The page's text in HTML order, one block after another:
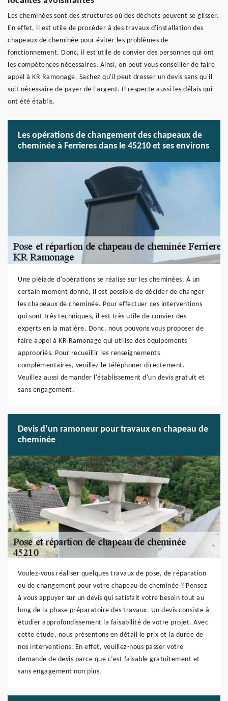
Les cheminées sont des structures où des déchets peuvent se glisser.
En effet, il est utile de procéder à des travaux d'installation des
chapeaux de cheminée pour éviter les problèmes de
fonctionnement. Donc, il est utile de convier des personnes qui ont
les compétences nécessaires. Ainsi, on peut vous conseiller de faire
appel à KR Ramonage. Sachez qu'il peut dresser un devis sans qu'il
soit nécessaire de payer de l'argent. Il respecte aussi les délais qui
ont été établis.
Les opérations de changement des chapeaux de
cheminée à Ferrieres dans le 45210 et ses environs
Une pléiade d'opérations se réalise sur les cheminées. À un
certain moment donné, il est possible de décider de changer
les chapeaux de cheminée. Pour effectuer ces interventions
qui sont très techniques, il est très utile de convier des
experts en la matière. Donc, nous pouvons vous proposer de
faire appel à KR Ramonage qui utilise des équipements
appropriés. Pour recueillir les renseignements
complémentaires, veuillez le téléphoner directement.
Veuillez aussi demander l'établissement d'un devis gratuit et
sans engagement.
Devis d’un ramoneur pour travaux en chapeau de
cheminée
Voulez-vous réaliser quelques travaux de pose, de réparation
ou de changement pour votre chapeau de cheminée ? Pensez
à vous appuyer sur un devis qui satisfait votre besoin tout au
long de la phase préparatoire des travaux. Un devis consiste à
étudier approfondissement la faisabilité de votre projet. Avec
cette étude, nous présentons en détail le prix et la durée de
nos interventions. En effet, veuillez-nous passer votre
demande de devis parce que c’est faisable gratuitement et
sans engagement non plus.